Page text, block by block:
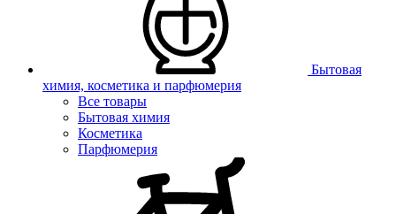
Бытовая
химия, косметика и парфюмерия
Все товары
Бытовая химия
Косметика
Парфюмерия